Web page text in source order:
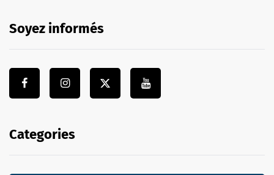
Soyez informés
Categories